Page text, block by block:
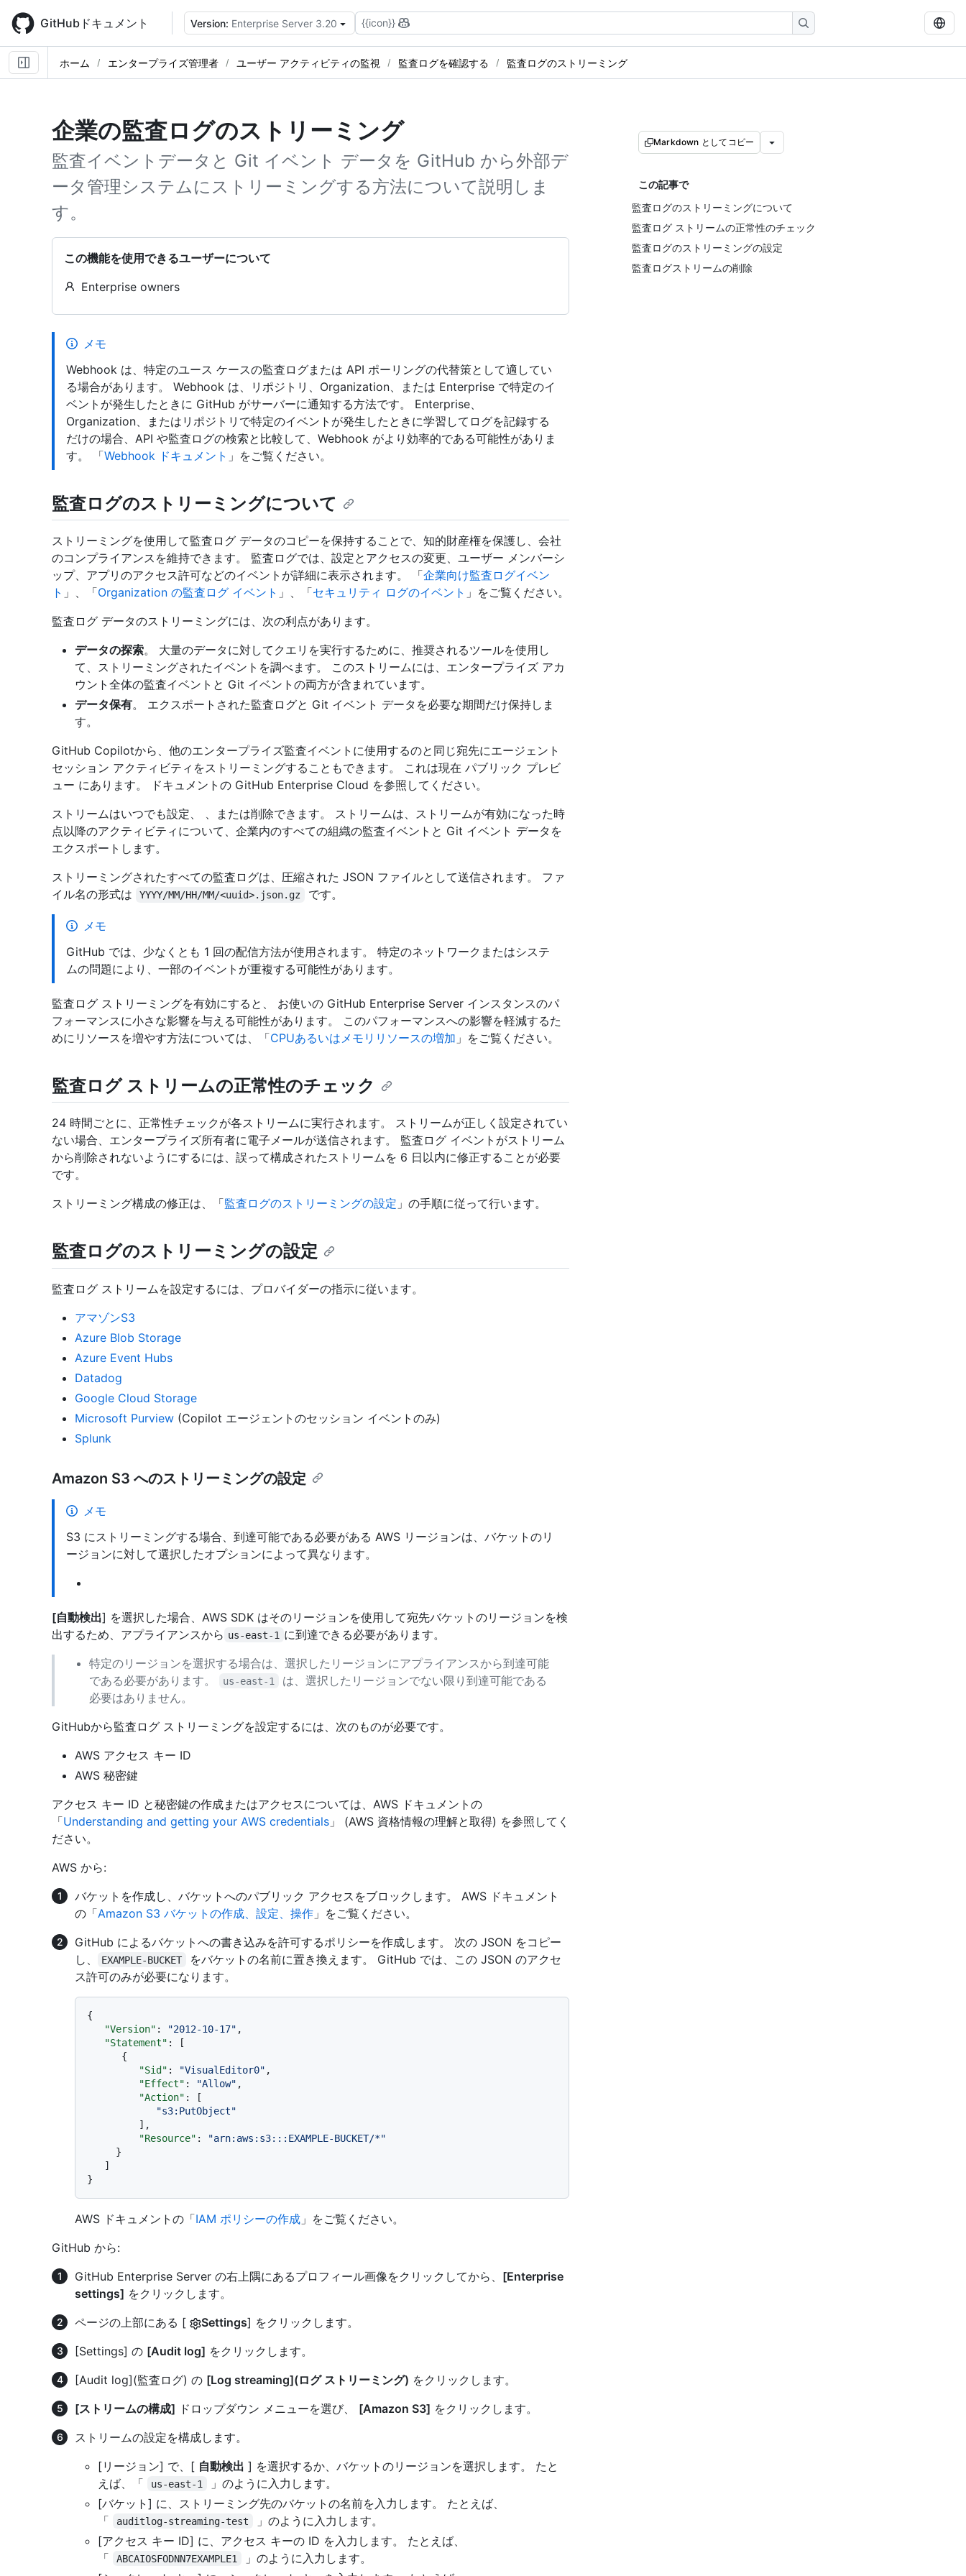
main
content
GitHubドキュメント Version: Enterprise Server 3.20 {{icon}}
ホーム エンタープライズ管理者 ユーザー アクティビティの監視 監査ログを確認する 監査ログのストリーミング
企業の監査ログのストリーミング
監査イベントデータと Git イベント データを GitHub から外部デ
ータ管理システムにストリーミングする方法について説明しま
す。
この機能を使用できるユーザーについて
Enterprise owners
Markdown としてコピー
この記事で
監査ログのストリーミングについて
監査ログ ストリームの正常性のチェック
監査ログのストリーミングの設定
監査ログストリームの削除
メモ
Webhook は、特定のユース ケースの監査ログまたは API ポーリングの代替策として適してい
る場合があります。 Webhook は、リポジトリ、Organization、または Enterprise で特定のイ
ベントが発生したときに GitHub がサーバーに通知する方法です。 Enterprise、
Organization、またはリポジトリで特定のイベントが発生したときに学習してログを記録する
だけの場合、API や監査ログの検索と比較して、Webhook がより効率的である可能性がありま
す。 「Webhook ドキュメント 」をご覧ください。
監査ログのストリーミングについて
ストリーミングを使用して監査ログ データのコピーを保持することで、知的財産権を保護し、会社
のコンプライアンスを維持できます。 監査ログでは、設定とアクセスの変更、ユーザー メンバーシ
ップ、アプリのアクセス許可などのイベントが詳細に表示されます。 「企業向け監査ログイベン
ト 」、「Organization の監査ログ イベント 」、「セキュリティ ログのイベント 」をご覧ください。
監査ログ データのストリーミングには、次の利点があります。
データの探索。 大量のデータに対してクエリを実行するために、推奨されるツールを使用し
て、ストリーミングされたイベントを調べます。 このストリームには、エンタープライズ アカ
ウント全体の監査イベントと Git イベントの両方が含まれています。
データ保有。 エクスポートされた監査ログと Git イベント データを必要な期間だけ保持しま
す。
GitHub Copilotから、他のエンタープライズ監査イベントに使用するのと同じ宛先にエージェント
セッション アクティビティをストリーミングすることもできます。 これは現在 パブリック プレビ
ュー にあります。
ドキュメントの GitHub Enterprise Cloud を参照してください。
ストリームはいつでも設定、 、または削除できます。 ストリームは、ストリームが有効になった時
点以降のアクティビティについて、企業内のすべての組織の監査イベントと Git イベント データを
エクスポートします。
ストリーミングされたすべての監査ログは、圧縮された JSON ファイルとして送信されます。 ファ
イル名の形式は
YYYY/MM/HH/MM/<uuid>.json.gz です。
メモ
GitHub では、少なくとも 1 回の配信方法が使用されます。 特定のネットワークまたはシステ
ムの問題により、一部のイベントが重複する可能性があります。
監査ログ ストリーミングを有効にすると、 お使いの GitHub Enterprise Server インスタンスのパ
フォーマンスに小さな影響を与える可能性があります。 このパフォーマンスへの影響を軽減するた
めにリソースを増やす方法については、「CPUあるいはメモリリソースの増加 」をご覧ください。
監査ログ ストリームの正常性のチェック
24 時間ごとに、正常性チェックが各ストリームに実行されます。 ストリームが正しく設定されてい
ない場合、エンタープライズ所有者に電子メールが送信されます。 監査ログ イベントがストリーム
から削除されないようにするには、誤って構成されたストリームを 6 日以内に修正することが必要
です。
ストリーミング構成の修正は、「監査ログのストリーミングの設定 」の手順に従って行います。
監査ログのストリーミングの設定
監査ログ ストリームを設定するには、プロバイダーの指示に従います。
アマゾンS3
Azure Blob Storage
Azure Event Hubs
Datadog
Google Cloud Storage
Microsoft Purview (Copilot エージェントのセッション イベントのみ)
Splunk
Amazon S3 へのストリーミングの設定
メモ
S3 にストリーミングする場合、到達可能である必要がある AWS リージョンは、バケットのリ
ージョンに対して選択したオプションによって異なります。
[自動検出] を選択した場合、AWS SDK はそのリージョンを使用して宛先バケットのリージョンを検
出するため、アプライアンスから us-east-1 に到達できる必要があります。
特定のリージョンを選択する場合は、選択したリージョンにアプライアンスから到達可能
である必要があります。
us-east-1
は、選択したリージョンでない限り到達可能である
必要はありません。
GitHubから監査ログ ストリーミングを設定するには、次のものが必要です。
AWS アクセス キー ID
AWS 秘密鍵
アクセス キー ID と秘密鍵の作成またはアクセスについては、AWS ドキュメントの
「Understanding and getting your AWS credentials 」 (AWS 資格情報の理解と取得) を参照してく
ださい。
AWS から:
バケットを作成し、バケットへのパブリック アクセスをブロックします。 AWS ドキュメント
の「Amazon S3 バケットの作成、設定、操作 」をご覧ください。
GitHub によるバケットへの書き込みを許可するポリシーを作成します。 次の JSON をコピー
し、
EXAMPLE-BUCKET
をバケットの名前に置き換えます。 GitHub では、この JSON のアクセ
ス許可のみが必要になります。
{
"Version" : "2012-10-17" ,
"Statement" :
[
{
"Sid" : "VisualEditor0" ,
"Effect" : "Allow" ,
"Action" :
[
"s3:PutObject"
] ,
"Resource" :
"arn:aws:s3:::EXAMPLE-BUCKET/*"
}
]
}
AWS ドキュメントの「IAM ポリシーの作成 」をご覧ください。
GitHub から:
GitHub Enterprise Server の右上隅にあるプロフィール画像をクリックしてから、 [Enterprise
settings] をクリックします。
ページの上部にある [
Settings] をクリックします。
[Settings] の [Audit log] をクリックします。
[Audit log](監査ログ) の [Log streaming](ログ ストリーミング) をクリックします。
[ストリームの構成] ドロップダウン メニューを選び、 [Amazon S3] をクリックします。
ストリームの設定を構成します。
[リージョン] で、[ 自動検出 ] を選択するか、バケットのリージョンを選択します。 たと
えば、「
us-east-1
」のように入力します。
[バケット] に、ストリーミング先のバケットの名前を入力します。 たとえば、
「
auditlog-streaming-test
」のように入力します。
[アクセス キー ID] に、アクセス キーの ID を入力します。 たとえば、
「
ABCAIOSFODNN7EXAMPLE1
」のように入力します。